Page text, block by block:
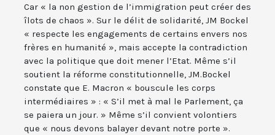
Car « la non gestion de l’immigration peut créer des
îlots de chaos ». Sur le délit de solidarité, JM Bockel
« respecte les engagements de certains envers nos
frères en humanité », mais accepte la contradiction
avec la politique que doit mener l’Etat. Même s’il
soutient la réforme constitutionnelle, JM.Bockel
constate que E. Macron « bouscule les corps
intermédiaires » : « S’il met à mal le Parlement, ça
se paiera un jour. » Même s’il convient volontiers
que « nous devons balayer devant notre porte ».